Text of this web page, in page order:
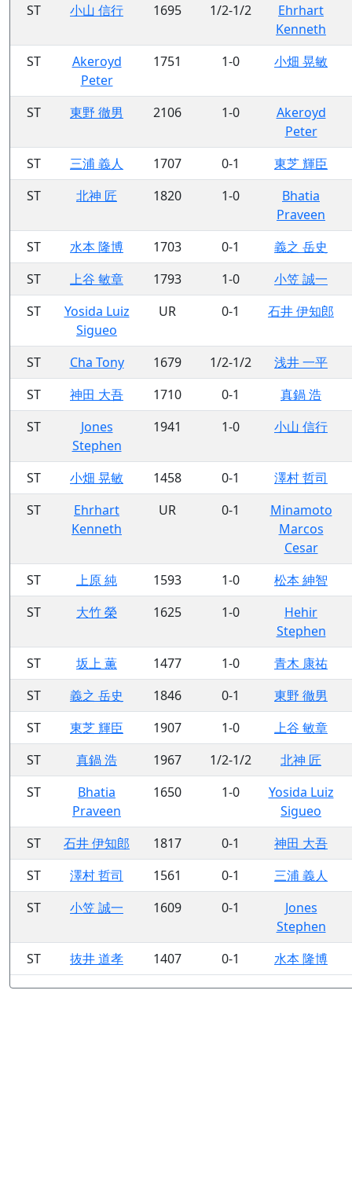
ST
小山 信行 1695 1/2-1/2
Ehrhart
Kenneth
ST
Akeroyd
Peter
1751 1-0 小畑 晃敏
ST 東野 徹男 2106 1-0
Akeroyd
Peter
ST
三浦 義人 1707 0-1
東芝 輝臣
ST
北神 匠 1820 1-0
Bhatia
Praveen
ST
水本 隆博 1703 0-1
義之 岳史
ST
上谷 敏章 1793 1-0
小笠 誠一
ST
Yosida Luiz
Sigueo
UR 0-1 石井 伊知郎
ST Cha Tony 1679 1/2-1/2
浅井 一平
ST
神田 大吾 1710 0-1
真鍋 浩
ST
Jones
Stephen
1941 1-0 小山 信行
ST 小畑 晃敏 1458 0-1
澤村 哲司
ST
Ehrhart
Kenneth
UR 0-1
Minamoto
Marcos
Cesar
ST
上原 純 1593 1-0
松本 紳智
ST
大竹 榮 1625 1-0
Hehir
Stephen
ST
坂上 薫 1477 1-0
青木 康祐
ST
義之 岳史 1846 0-1
東野 徹男
ST
東芝 輝臣 1907 1-0
上谷 敏章
ST
真鍋 浩 1967 1/2-1/2
北神 匠
ST
Bhatia
Praveen
1650 1-0
Yosida Luiz
Sigueo
ST
石井 伊知郎 1817 0-1
神田 大吾
ST
澤村 哲司 1561 0-1
三浦 義人
ST
小笠 誠一 1609 0-1
Jones
Stephen
ST
抜井 道孝 1407 0-1 水本 隆博